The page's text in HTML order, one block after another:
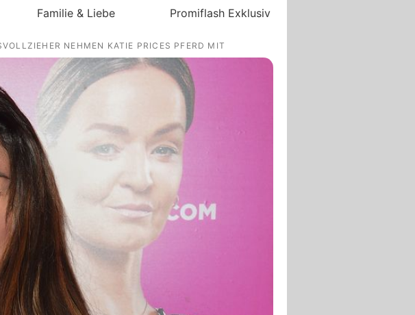
Familie & Liebe Promiflash Exklusiv
NEHMEN KATIE PRICES PFERD MIT